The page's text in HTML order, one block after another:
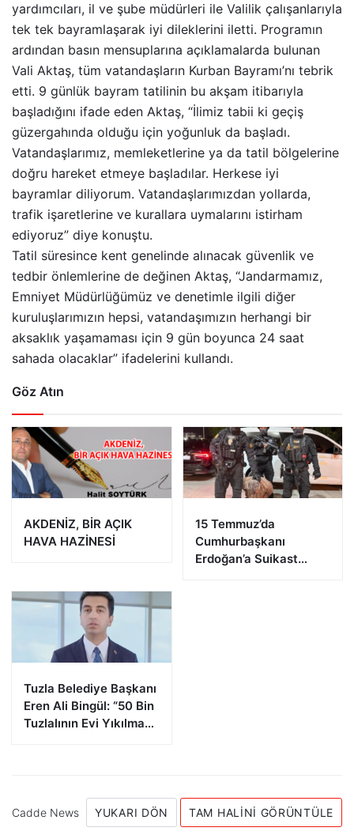
yardımcıları, il ve şube müdürleri ile Valilik çalışanlarıyla
tek tek bayramlaşarak iyi dileklerini iletti. Programın
ardından basın mensuplarına açıklamalarda bulunan
Vali Aktaş, tüm vatandaşların Kurban Bayramı’nı tebrik
etti. 9 günlük bayram tatilinin bu akşam itibarıyla
başladığını ifade eden Aktaş, “İlimiz tabii ki geçiş
güzergahında olduğu için yoğunluk da başladı.
Vatandaşlarımız, memleketlerine ya da tatil bölgelerine
doğru hareket etmeye başladılar. Herkese iyi
bayramlar diliyorum. Vatandaşlarımızdan yollarda,
trafik işaretlerine ve kurallara uymalarını istirham
ediyoruz” diye konuştu.
Tatil süresince kent genelinde alınacak güvenlik ve
tedbir önlemlerine de değinen Aktaş, “Jandarmamız,
Emniyet Müdürlüğümüz ve denetimle ilgili diğer
kuruluşlarımızın hepsi, vatandaşımızın herhangi bir
aksaklık yaşamaması için 9 gün boyunca 24 saat
sahada olacaklar” ifadelerini kullandı.
Göz Atın
AKDENİZ, BİR AÇIK
HAVA HAZİNESİ
15 Temmuz’da
Cumhurbaşkanı
Erdoğan’a Suikast
Tuzla Belediye Başkanı
Eren Ali Bingül: “50 Bin
Tuzlalının Evi Yıkılma
Cadde News YUKARI DÖN TAM HALINI GÖRÜNTÜLE